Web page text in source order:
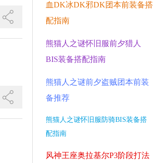
血DK冰DK邪DK团本前装备搭
配指南
熊猫人之谜怀旧服前夕猎人
BIS装备搭配指南
熊猫人之谜前夕盗贼团本前装
备推荐
熊猫人之谜怀旧服防骑BIS装备搭
配指南
风神王座奥拉基尔P3阶段打法